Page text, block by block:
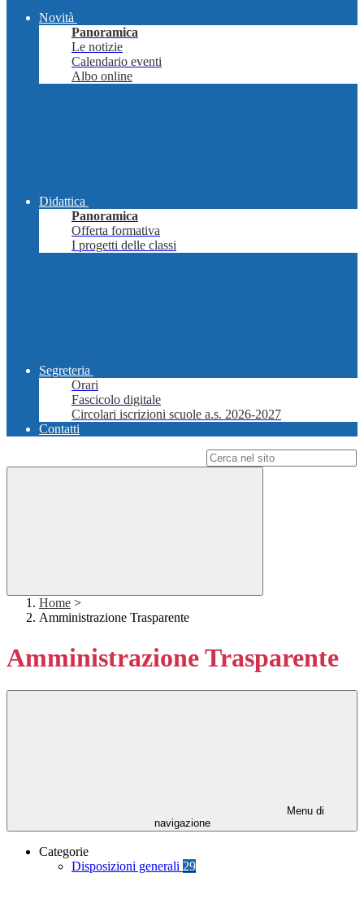
Novità
Panoramica
Le notizie
Calendario eventi
Albo online
Didattica
Panoramica
Offerta formativa
I progetti delle classi
Segreteria
Orari
Fascicolo digitale
Circolari iscrizioni scuole a.s. 2026-2027
Contatti
Home >
Amministrazione Trasparente
Amministrazione Trasparente
Menu di
navigazione
Categorie
Disposizioni generali 29